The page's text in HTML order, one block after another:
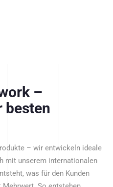
–
besten
– wir entwickeln ideale
mit unserem internationalen
was für den Kunden